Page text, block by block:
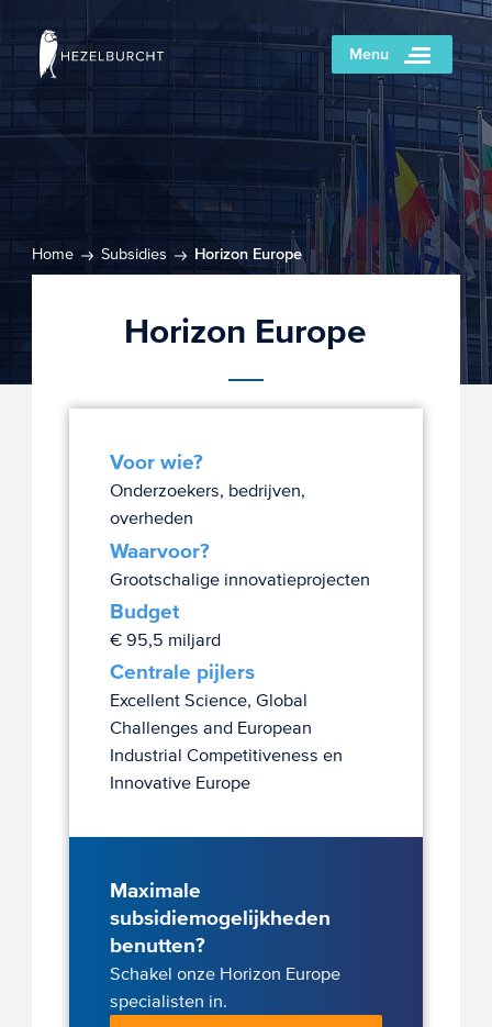
Menu
Home Subsidies Horizon Europe
Horizon Europe
Voor wie?
Onderzoekers, bedrijven,
overheden
Waarvoor?
Grootschalige innovatieprojecten
Budget
€ 95,5 miljard
Centrale pijlers
Excellent Science, Global
Challenges and European
Industrial Competitiveness en
Innovative Europe
Maximale
subsidiemogelijkheden
benutten?
Schakel onze Horizon Europe
specialisten in.